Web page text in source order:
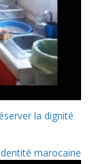
la dignité
marocaine